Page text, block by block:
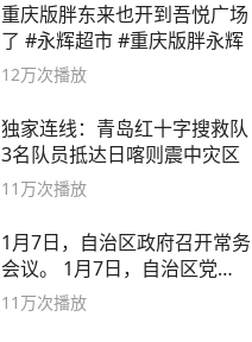
重庆版胖东来也开到吾悦广场
了 #永辉超市 #重庆版胖永辉
12万次播放
独家连线：青岛红十字搜救队
3名队员抵达日喀则震中灾区
11万次播放
1月7日，自治区政府召开常务
会议。 1月7日，自治区党委
副书记
11万次播放